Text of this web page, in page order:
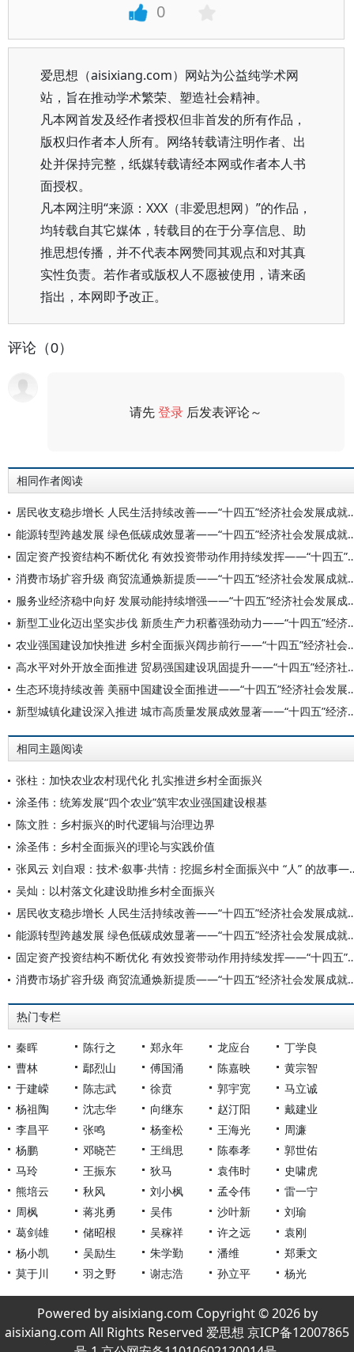
0
爱思想（aisixiang.com）网站为公益纯学术网
站，旨在推动学术繁荣、塑造社会精神。
凡本网首发及经作者授权但非首发的所有作品，
版权归作者本人所有。网络转载请注明作者、出
处并保持完整，纸媒转载请经本网或作者本人书
面授权。
凡本网注明“来源：XXX（非爱思想网）”的作品，
均转载自其它媒体，转载目的在于分享信息、助
推思想传播，并不代表本网赞同其观点和对其真
实性负责。若作者或版权人不愿被使用，请来函
指出，本网即予改正。
评论（0）
请先登录 后发表评论～
相同作者阅读
居民收支稳步增长 人民生活持续
能源转型跨越发展 绿色低碳成效
固定资产投资结构不断优化 有效投资带
消费市场扩容升级 商贸流通焕新
服务业经济稳中向好 发展动能持续
新型工业化迈出坚实步伐 新质生产力
农业强国建设加快推进 乡村全面振
高水平对外开放全面推进 贸易强国建
生态环境持续改善 美丽中国建设全
新型城镇化建设深入推进 城市高质量
相同主题阅读
张柱：加快农业农村现代化 扎实推进乡村全面振兴
涂圣伟：统筹发展“四个农业”筑牢农业强国建设根基
陈文胜：乡村振兴的时代逻辑与治理边界
涂圣伟：乡村全面振兴的理论与实践价值
张凤云 刘自艰：技术·叙事·共情
吴灿：以村落文化建设助推乡村全面振兴
居民收支稳步增长 人民生活持续
能源转型跨越发展 绿色低碳成效
固定资产投资结构不断优化 有效投资带
消费市场扩容升级 商贸流通焕新
热门专栏
秦晖 陈行之 郑永年 龙应台
丁学良
曹林
鄢烈山 傅国涌 陈嘉映
黄宗智
于建嵘
陈志武 徐贲 郭宇宽
马立诚
杨祖陶
沈志华 向继东 赵汀阳
戴建业
李昌平
张鸣 杨奎松 王海光
周濂
杨鹏
邓晓芒 王缉思 陈奉孝
郭世佑
马玲
王振东 狄马 袁伟时
史啸虎
熊培云
秋风 刘小枫 孟令伟
雷一宁
周枫
蒋兆勇 吴伟 沙叶新
刘瑜
葛剑雄
储昭根 吴稼祥 许之远
袁刚
杨小凯
吴励生 朱学勤 潘维
郑秉文
莫于川
羽之野 谢志浩 孙立平 杨光
Powered by aisixiang.com Copyright © 2026 by
aisixiang.com All Rights Reserved 爱思想 京ICP备12007865